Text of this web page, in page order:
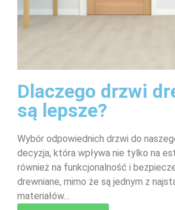
Dlaczego drzwi
są lepsze?
Wybór odpowiednich drzwi do
decyzja, która wpływa nie tylko na
również na funkcjonalność i
drewniane, mimo że są jednym z
materiałów…